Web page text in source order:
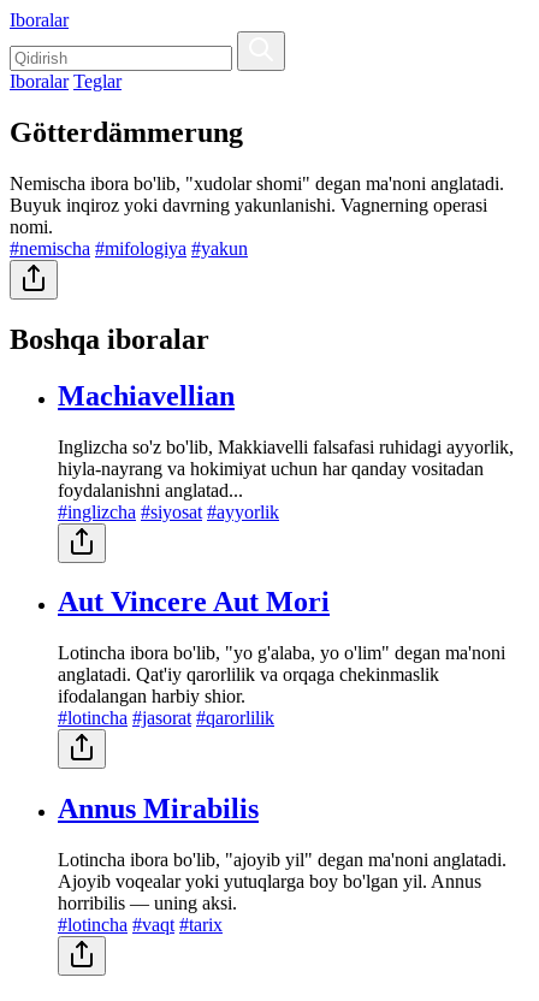
Iboralar
Iboralar Teglar
Götterdämmerung
Nemischa ibora bo'lib, "xudolar shomi" degan ma'noni anglatadi.
Buyuk inqiroz yoki davrning yakunlanishi. Vagnerning operasi
nomi.
#nemischa #mifologiya #yakun
Boshqa iboralar
Machiavellian
Inglizcha so'z bo'lib, Makkiavelli falsafasi ruhidagi ayyorlik,
hiyla-nayrang va hokimiyat uchun har qanday vositadan
foydalanishni anglatad...
#inglizcha #siyosat #ayyorlik
Aut Vincere Aut Mori
Lotincha ibora bo'lib, "yo g'alaba, yo o'lim" degan ma'noni
anglatadi. Qat'iy qarorlilik va orqaga chekinmaslik
ifodalangan harbiy shior.
#lotincha #jasorat #qarorlilik
Annus Mirabilis
Lotincha ibora bo'lib, "ajoyib yil" degan ma'noni anglatadi.
Ajoyib voqealar yoki yutuqlarga boy bo'lgan yil. Annus
horribilis — uning aksi.
#lotincha #vaqt #tarix